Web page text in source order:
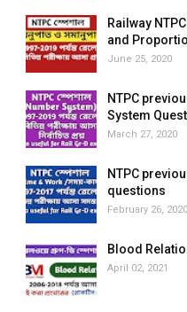
Railway
and
June 25, 2020
NTPC
System
March 27, 2020
NTPC
questions
February 26, 2020
Blood
April 02, 2021